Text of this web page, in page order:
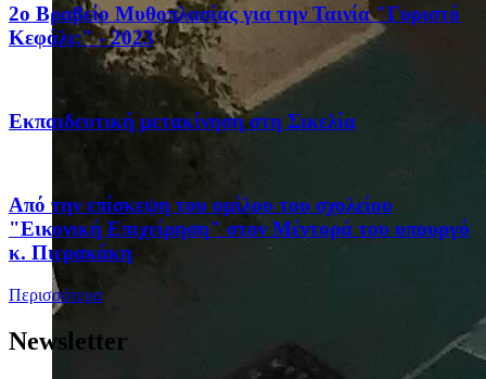
2ο Βραβείο Μυθοπλασίας για την Ταινία "Γυριστό
Κεφάλι;" - 2023
Eκπαιδευτική μετακίνηση στη Σικελία
Από την επίσκεψη του ομίλου του σχολείου
"Εικονική Επιχείρηση" στον Μέντορά του υπουργό
κ. Πιερακάκη
Περισσότερα
Newsletter